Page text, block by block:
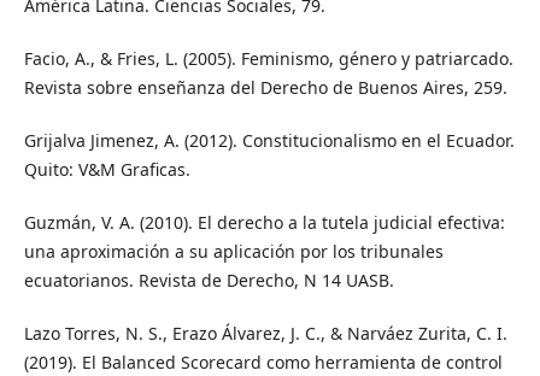
América Latina. Ciencias Sociales, 79.
Facio, A., & Fries, L. (2005). Feminismo, género y patriarcado.
Revista sobre enseñanza del Derecho de Buenos Aires, 259.
Grijalva Jimenez, A. (2012). Constitucionalismo en el Ecuador.
Quito: V&M Graficas.
Guzmán, V. A. (2010). El derecho a la tutela judicial efectiva:
una aproximación a su aplicación por los tribunales
ecuatorianos. Revista de Derecho, N 14 UASB.
Lazo Torres, N. S., Erazo Álvarez, J. C., & Narváez Zurita, C. I.
(2019). El Balanced Scorecard como herramienta de control